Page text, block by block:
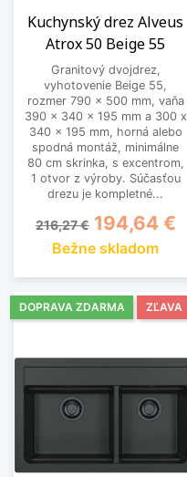
Kuchynský drez Alveus
Atrox 50 Beige 55
Granitový dvojdrez,
vyhotovenie Beige 55,
rozmer 790 x 500 mm, vaňa
390 x 340 x 195 mm a 300 x
340 x 195 mm, horná alebo
spodná montáž, minimálne
80 cm skrinka, s excentrom,
1 otvor z výroby. Súčasťou
drezu je kompletné...
Základná cena
216,27 € Cena
194,64 €
Bežne skladom
DOPRAVA ZDARMA ZĽAVA